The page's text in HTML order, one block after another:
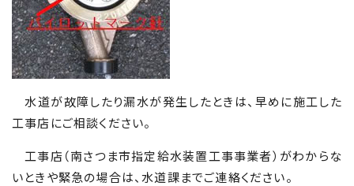
水道が故障したり漏水が発生したときは、早めに施工した
工事店にご相談ください。
工事店（南さつま市指定給水装置工事事業者）がわからな
いときや緊急の場合は、水道課までご連絡ください。